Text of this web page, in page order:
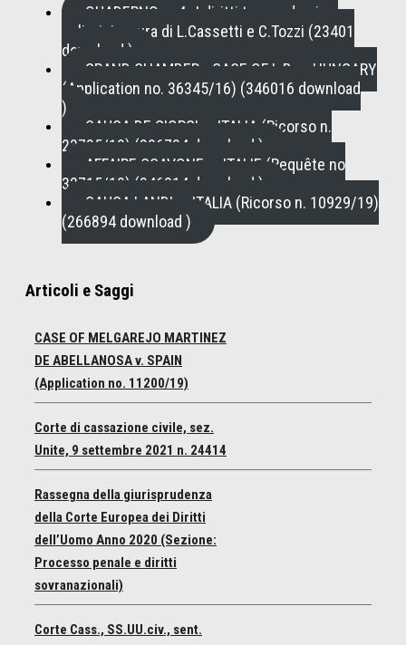
QUADERNO n. 4 , I diritti tra pandemia e
policrisi a cura di L.Cassetti e C.Tozzi (23401
download )
GRAND CHAMBER - CASE OF L.B. v. HUNGARY
(Application no. 36345/16) (346016 download
)
CAUSA DE GIORGI c. ITALIA (Ricorso n.
23735/19) (296724 download )
AFFAIRE SCAVONE c. ITALIE (Requête no
32715/19) (346914 download )
CAUSA LANDI c. ITALIA (Ricorso n. 10929/19)
(266894 download )
Articoli e Saggi
CASE OF MELGAREJO MARTINEZ
DE ABELLANOSA v. SPAIN
(Application no. 11200/19)
Corte di cassazione civile, sez.
Unite, 9 settembre 2021 n. 24414
Rassegna della giurisprudenza
della Corte Europea dei Diritti
dell’Uomo Anno 2020 (Sezione:
Processo penale e diritti
sovranazionali)
Corte Cass., SS.UU.civ., sent.